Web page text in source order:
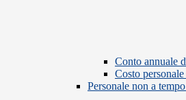
Conto annuale
Costo
Personale non a